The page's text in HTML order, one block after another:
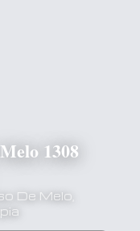
1308
De Melo,